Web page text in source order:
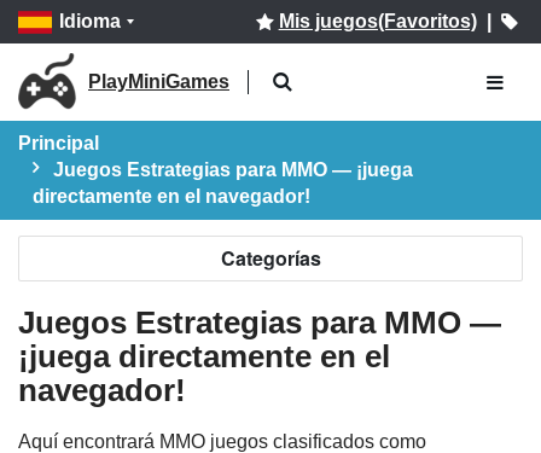
Idioma Mis juegos(Favoritos)|
PlayMiniGames
Principal
Juegos Estrategias para MMO — ¡juega
directamente en el navegador!
Categorías
Juegos Estrategias para MMO —
¡juega directamente en el
navegador!
Aquí encontrará MMO juegos clasificados como